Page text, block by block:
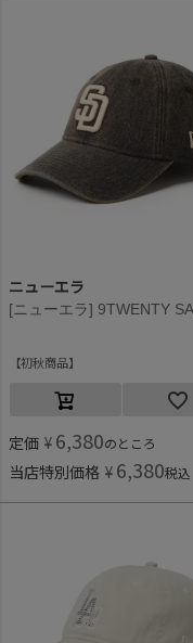
ニューエラ
初秋商品
定価 ¥ 6,380のところ
当店特別価格 ¥ 6,380税込